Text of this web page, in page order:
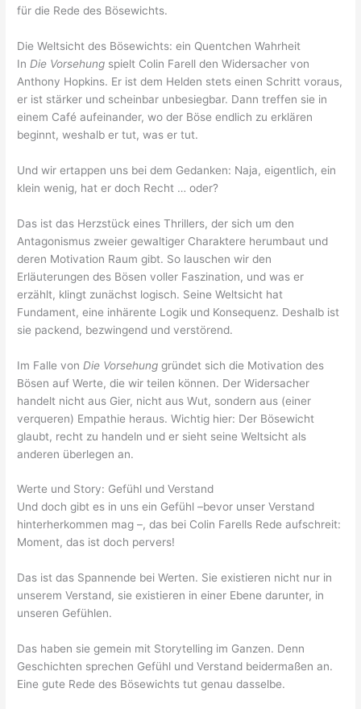
für die Rede des Bösewichts.
Die Weltsicht des Bösewichts: ein Quentchen Wahrheit
In Die Vorsehung spielt Colin Farell den Widersacher von
Anthony Hopkins. Er ist dem Helden stets einen Schritt voraus,
er ist stärker und scheinbar unbesiegbar. Dann treffen sie in
einem Café aufeinander, wo der Böse endlich zu erklären
beginnt, weshalb er tut, was er tut.
Und wir ertappen uns bei dem Gedanken: Naja, eigentlich, ein
klein wenig, hat er doch Recht … oder?
Das ist das Herzstück eines Thrillers, der sich um den
Antagonismus zweier gewaltiger Charaktere herumbaut und
deren Motivation Raum gibt. So lauschen wir den
Erläuterungen des Bösen voller Faszination, und was er
erzählt, klingt zunächst logisch. Seine Weltsicht hat
Fundament, eine inhärente Logik und Konsequenz. Deshalb ist
sie packend, bezwingend und verstörend.
Im Falle von Die Vorsehung gründet sich die Motivation des
Bösen auf Werte, die wir teilen können. Der Widersacher
handelt nicht aus Gier, nicht aus Wut, sondern aus (einer
verqueren) Empathie heraus. Wichtig hier: Der Bösewicht
glaubt, recht zu handeln und er sieht seine Weltsicht als
anderen überlegen an.
Werte und Story: Gefühl und Verstand
Und doch gibt es in uns ein Gefühl –bevor unser Verstand
hinterherkommen mag –, das bei Colin Farells Rede aufschreit:
Moment, das ist doch pervers!
Das ist das Spannende bei Werten. Sie existieren nicht nur in
unserem Verstand, sie existieren in einer Ebene darunter, in
unseren Gefühlen.
Das haben sie gemein mit Storytelling im Ganzen. Denn
Geschichten sprechen Gefühl und Verstand beidermaßen an.
Eine gute Rede des Bösewichts tut genau dasselbe.